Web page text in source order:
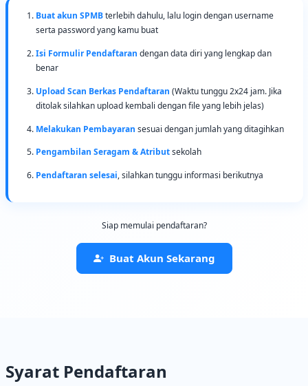
Buat akun SPMBterlebih dahulu, lalu login dengan username
serta password yang kamu buat
Isi Formulir Pendaftaran dengan data diri yang lengkap dan
benar
Upload Scan Berkas Pendaftaran (Waktu tunggu 2x24 jam. Jika
ditolak silahkan upload kembali dengan file yang lebih jelas)
Melakukan Pembayaran sesuai dengan jumlah yang ditagihkan
Pengambilan Seragam & Atributsekolah
Pendaftaran selesai, silahkan tunggu informasi berikutnya
Siap memulai pendaftaran?
Buat Akun Sekarang
Syarat Pendaftaran